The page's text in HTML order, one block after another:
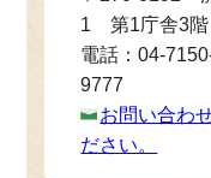
1 第1庁舎3階
電話：04-
9777
お問い合わ
ださい。